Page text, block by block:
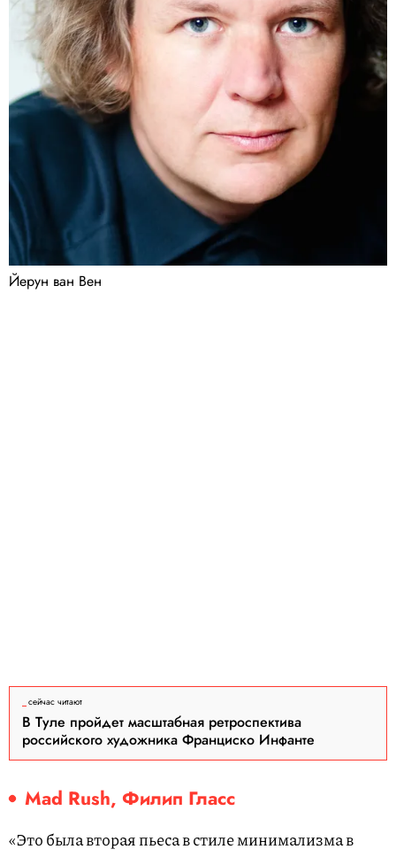
Йерун ван Вен
сейчас читают
В Туле пройдет масштабная ретроспектива
российского художника Франциско Инфанте
Mad Rush, Филип Гласс
«Это была вторая пьеса в стиле минимализма в